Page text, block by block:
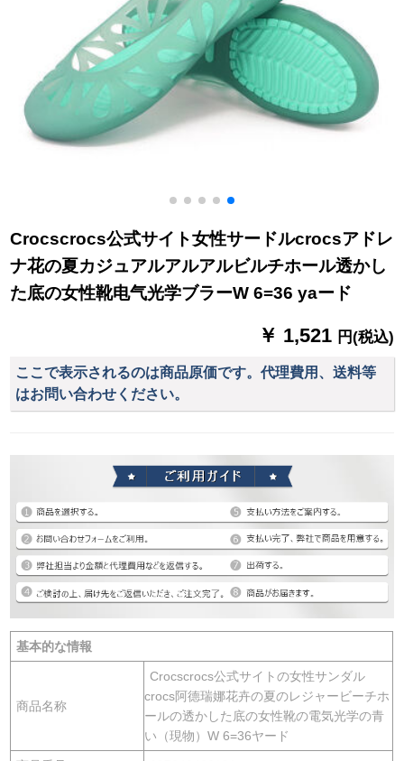
Crocscrocs公式サイト女性サードルcrocsアドレ
ナ花の夏カジュアルアルアルビルチホール透かし
た底の女性靴电气光学ブラーW 6=36 yaード
￥ 1,521 円(税込)
ここで表示されるのは商品原価です。代理費用、送料等
はお問い合わせください。
基本的な情報
商品名称
Crocscrocs公式サイトの女性サンダル
crocs阿德瑞娜花卉の夏のレジャービーチホ
ールの透かした底の女性靴の電気光学の青
い（現物）W 6=36ヤード